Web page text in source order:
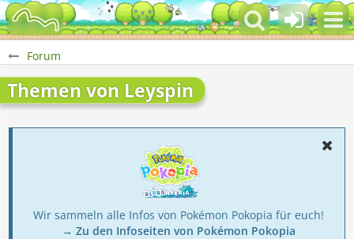
Forum
Themen von Leyspin
Wir sammeln alle Infos von Pokémon Pokopia für euch!
→ Zu den Infoseiten von Pokémon Pokopia